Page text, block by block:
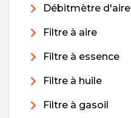
Débitmètre d'aire
Filtre à aire
Filtre à essence
Filtre à huile
Filtre à gasoil